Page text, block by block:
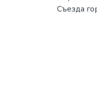
Съезда